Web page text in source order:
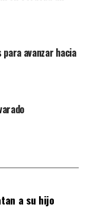
avanzar hacia
a su hijo